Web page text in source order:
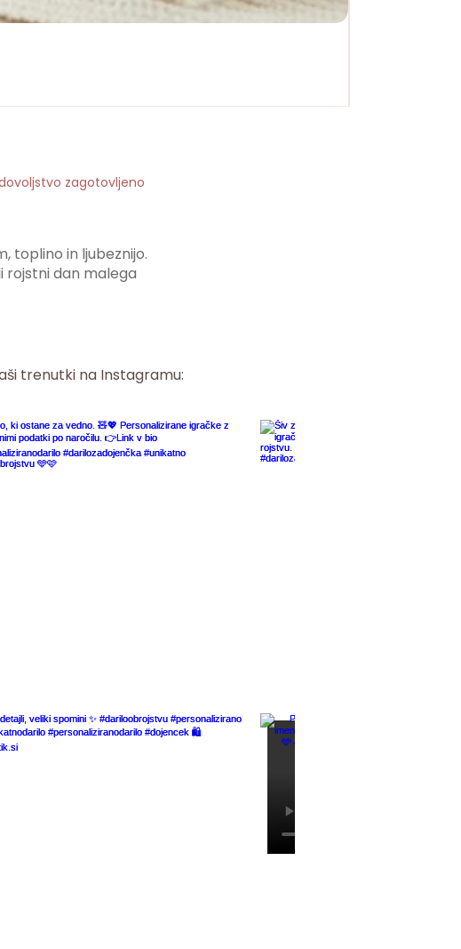
zagotovljeno
toplino in ljubeznijo.
rojstni dan malega
trenutki na Instagramu: